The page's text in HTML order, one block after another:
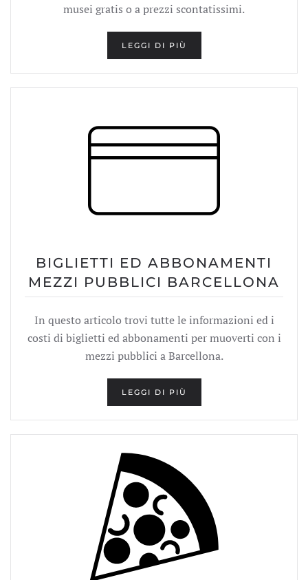
musei gratis o a prezzi scontatissimi.
LEGGI DI PIÙ
BIGLIETTI ED ABBONAMENTI
MEZZI PUBBLICI BARCELLONA
In questo articolo trovi tutte le informazioni ed i
costi di biglietti ed abbonamenti per muoverti con i
mezzi pubblici a Barcellona.
LEGGI DI PIÙ